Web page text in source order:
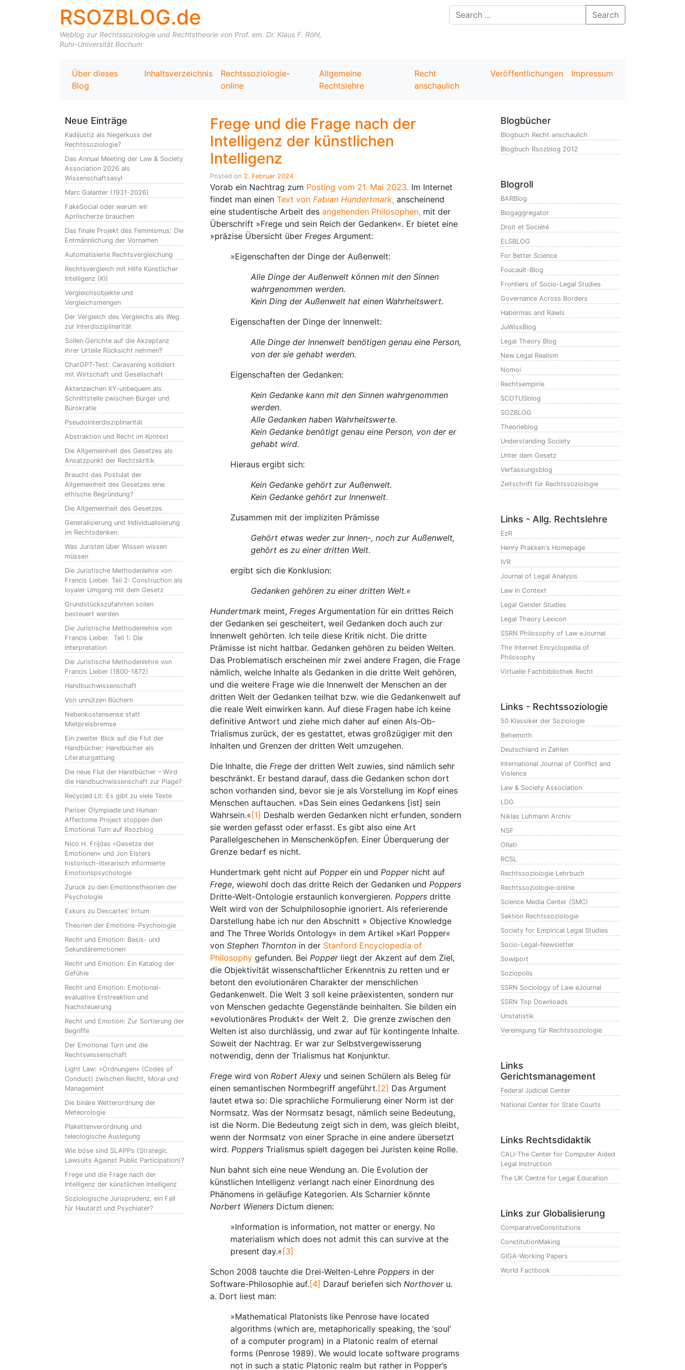
RSOZBLOG.de
Weblog zur Rechtssoziologie und Rechtstheorie von Prof. em. Dr. Klaus F. Röhl,
Ruhr-Universität Bochum
Search
Über dieses
Blog
Inhaltsverzeichnis
Rechtssoziologie-
online
Allgemeine
Rechtslehre
Recht
anschaulich
Veröffentlichungen Impressum
Neue Einträge
Kadijustiz als Negerkuss der
Rechtssoziologie?
Das Annual Meeting der Law & Society
Association 2026 als
Wissenschaftsasyl
Marc Galanter (1931-2026)
FakeSocial oder warum wir
Aprilscherze brauchen
Das finale Projekt des Feminismus: Die
Entmännlichung der Vornamen
Automatisierte Rechtsvergleichung
Rechtsvergleich mit Hilfe Künstlicher
Intelligenz (KI)
Vergleichsobjekte und
Vergleichsmengen
Der Vergleich des Vergleichs als Weg
zur Interdisziplinarität
Sollen Gerichte auf die Akzeptanz
ihrer Urteile Rücksicht nehmen?
ChatGPT-Test: Caravaning kollidiert
mit Wirtschaft und Gesellschaft
Aktenzeichen XY-unbequem als
Schnittstelle zwischen Bürger und
Bürokratie
Pseudointerdisziplinarität
Abstraktion und Recht im Kontext
Die Allgemeinheit des Gesetzes als
Ansatzpunkt der Rechtskritik
Braucht das Postulat der
Allgemeinheit des Gesetzes eine
ethische Begründung?
Die Allgemeinheit des Gesetzes
Generalisierung und Individualisierung
im Rechtsdenken
Was Juristen über Wissen wissen
müssen
Die Juristische Methodenlehre von
Francis Lieber. Teil 2: Construction als
loyaler Umgang mit dem Gesetz
Grundstückszufahrten sollen
besteuert werden
Die Juristische Methodenlehre von
Francis Lieber. Teil 1: Die
Interpretation
Die Juristische Methodenlehre von
Francis Lieber (1800-1872)
Handbuchwissenschaft
Von unnützen Büchern
Nebenkostensense statt
Mietpreisbremse
Ein zweiter Blick auf die Flut der
Handbücher: Handbücher als
Literaturgattung
Die neue Flut der Handbücher – Wird
die Handbuchwissenschaft zur Plage?
Recycled Lit: Es gibt zu viele Texte
Pariser Olympiade und Human
Affectome Project stoppen den
Emotional Turn auf Rsozblog
Nico H. Frijdas »Gesetze der
Emotionen« und Jon Elsters
historisch-literarisch informierte
Emotionspsychologie
Zurück zu den Emotionstheorien der
Psychologie
Exkurs zu Descartes‘ Irrtum
Theorien der Emotions-Psychologie
Recht und Emotion: Basis- und
Sekundäremotionen
Recht und Emotion: Ein Katalog der
Gefühle
Recht und Emotion: Emotional-
evaluative Erstreaktion und
Nachsteuerung
Recht und Emotion: Zur Sortierung der
Begriffe
Der Emotional Turn und die
Rechtswissenschaft
Light Law: »Ordnungen« (Codes of
Conduct) zwischen Recht, Moral und
Management
Die binäre Wetterordnung der
Meteorologie
Plakettenverordnung und
teleologische Auslegung
Wie böse sind SLAPPs (Strategic
Lawsuits Against Public Participation)?
Frege und die Frage nach der
Intelligenz der künstlichen Intelligenz
Soziologische Jurisprudenz, ein Fall
für Hautarzt und Psychiater?
Frege und die Frage nach der
Intelligenz der künstlichen
Intelligenz
Posted on 2. Februar 2024
Vorab ein Nachtrag zum Posting vom 21. Mai 2023. Im Internet
findet man einen Text von Fabian Hundertmark, anscheinend
eine studentische Arbeit des angehenden Philosophen, mit der
Überschrift »Frege und sein Reich der Gedanken«. Er bietet eine
»präzise Übersicht über Freges Argument:
»Eigenschaften der Dinge der Außenwelt:
Alle Dinge der Außenwelt können mit den Sinnen
wahrgenommen werden.
Kein Ding der Außenwelt hat einen Wahrheitswert.
Eigenschaften der Dinge der Innenwelt:
Alle Dinge der Innenwelt benötigen genau eine Person,
von der sie gehabt werden.
Eigenschaften der Gedanken:
Kein Gedanke kann mit den Sinnen wahrgenommen
werden.
Alle Gedanken haben Wahrheitswerte.
Kein Gedanke benötigt genau eine Person, von der er
gehabt wird.
Hieraus ergibt sich:
Kein Gedanke gehört zur Außenwelt.
Kein Gedanke gehört zur Innenwelt.
Zusammen mit der impliziten Prämisse
Gehört etwas weder zur Innen-, noch zur Außenwelt,
gehört es zu einer dritten Welt.
ergibt sich die Konklusion:
Gedanken gehören zu einer dritten Welt.«
Hundertmark meint, Freges Argumentation für ein drittes Reich
der Gedanken sei gescheitert, weil Gedanken doch auch zur
Innenwelt gehörten. Ich teile diese Kritik nicht. Die dritte
Prämisse ist nicht haltbar. Gedanken gehören zu beiden Welten.
Das Problematisch erscheinen mir zwei andere Fragen, die Frage
nämlich, welche Inhalte als Gedanken in die dritte Welt gehören,
und die weitere Frage wie die Innenwelt der Menschen an der
dritten Welt der Gedanken teilhat bzw. wie die Gedankenwelt auf
die reale Welt einwirken kann. Auf diese Fragen habe ich keine
definitive Antwort und ziehe mich daher auf einen Als-Ob-
Trialismus zurück, der es gestattet, etwas großzügiger mit den
Inhalten und Grenzen der dritten Welt umzugehen.
Die Inhalte, die Frege der dritten Welt zuwies, sind nämlich sehr
beschränkt. Er bestand darauf, dass die Gedanken schon dort
schon vorhanden sind, bevor sie je als Vorstellung im Kopf eines
Menschen auftauchen. »Das Sein eines Gedankens [ist] sein
Wahrsein.« [1] Deshalb werden Gedanken nicht erfunden, sondern
sie werden gefasst oder erfasst. Es gibt also eine Art
Parallelgeschehen in Menschenköpfen. Einer Überquerung der
Grenze bedarf es nicht.
Hundertmark geht nicht auf Popperein und Poppernicht auf
Frege, wiewohl doch das dritte Reich der Gedanken und Poppers
Dritte-Welt-Ontologie erstaunlich konvergieren. Poppers dritte
Welt wird von der Schulphilosophie ignoriert. Als referierende
Darstellung habe ich nur den Abschnitt » Objective Knowledge
and The Three Worlds Ontology« in dem Artikel »Karl Popper«
von Stephen Thornton in der Stanford Encyclopedia of
Philosophy gefunden. Bei Popperliegt der Akzent auf dem Ziel,
die Objektivität wissenschaftlicher Erkenntnis zu retten und er
betont den evolutionären Charakter der menschlichen
Gedankenwelt. Die Welt 3 soll keine präexistenten, sondern nur
von Menschen gedachte Gegenstände beinhalten. Sie bilden ein
»evolutionäres Produkt« der Welt 2. Die grenze zwischen den
Welten ist also durchlässig, und zwar auf für kontingente Inhalte.
Soweit der Nachtrag. Er war zur Selbstvergewisserung
notwendig, denn der Trialismus hat Konjunktur.
Frege wird von Robert Alexy und seinen Schülern als Beleg für
einen semantischen Normbegriff angeführt. [2] Das Argument
lautet etwa so: Die sprachliche Formulierung einer Norm ist der
Normsatz. Was der Normsatz besagt, nämlich seine Bedeutung,
ist die Norm. Die Bedeutung zeigt sich in dem, was gleich bleibt,
wenn der Normsatz von einer Sprache in eine andere übersetzt
wird. Poppers Trialismus spielt dagegen bei Juristen keine Rolle.
Nun bahnt sich eine neue Wendung an. Die Evolution der
künstlichen Intelligenz verlangt nach einer Einordnung des
Phänomens in geläufige Kategorien. Als Scharnier könnte
Norbert Wieners Dictum dienen:
»Information is information, not matter or energy. No
materialism which does not admit this can survive at the
present day.« [3]
Schon 2008 tauchte die Drei-Welten-Lehre Poppers in der
Software-Philosophie auf. [4] Darauf beriefen sich Northoveru.
a. Dort liest man:
»Mathematical Platonists like Penrose have located
algorithms (which are, metaphorically speaking, the ‘soul’
of a computer program) in a Platonic realm of eternal
forms (Penrose 1989). We would locate software programs
not in such a static Platonic realm but rather in Popper’s
Blogbücher
Blogbuch Recht anschaulich
Blogbuch Rsozblog 2012
Blogroll
BARBlog
Blogaggregator
Droit et Société
ELSBLOG
For Better Science
Foucault-Blog
Frontiers of Socio-Legal Studies
Governance Across Borders
Habermas and Rawls
JuWissBlog
Legal Theory Blog
New Legal Realism
Nomoi
Rechtsempirie
SCOTUSblog
SOZBLOG
Theorieblog
Understanding Society
Unter dem Gesetz
Verfassungsblog
Zeitschrift für Rechtssoziologie
Links - Allg. Rechtslehre
EzR
Henry Prakken's Homepage
IVR
Journal of Legal Analysis
Law in Context
Legal Gender Studies
Legal Theory Lexicon
SSRN Philosophy of Law eJournal
The Internet Encyclopedia of
Philosophy
Virtuelle Fachbibliothek Recht
Links - Rechtssoziologie
50 Klassiker der Soziologie
Behemoth
Deutschland in Zahlen
International Journal of Conflict and
Violence
Law & Society Association
LDG
Niklas Luhmann Archiv
NSF
Oñati
RCSL
Rechtssoziologie Lehrbuch
Rechtssoziologie-online
Science Media Center (SMC)
Sektion Rechtssoziologie
Society for Empirical Legal Studies
Socio-Legal-Newsletter
Sowiport
Soziopolis
SSRN Sociology of Law eJournal
SSRN Top Downloads
Unstatistik
Vereinigung für Rechtssoziologie
Links
Gerichtsmanagement
Federal Judicial Center
National Center for State Courts
Links Rechtsdidaktik
CALI-The Center for Computer Aided
Legal Instruction
The UK Centre for Legal Education
Links zur Globalisierung
ComparativeConstitutions
ConstitutionMaking
GIGA-Working Papers
World Factbook